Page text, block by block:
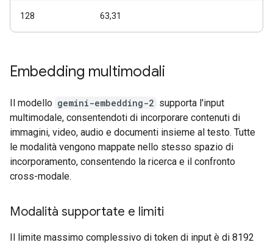
128 63,31
Embedding multimodali
Il modello gemini-embedding-2 supporta l'input
multimodale, consentendoti di incorporare contenuti di
immagini, video, audio e documenti insieme al testo. Tutte
le modalità vengono mappate nello stesso spazio di
incorporamento, consentendo la ricerca e il confronto
cross-modale.
Modalità supportate e limiti
Il limite massimo complessivo di token di input è di 8192